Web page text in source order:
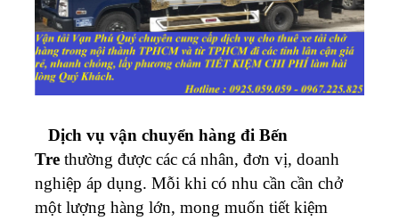
Dịch vụ vận chuyển hàng đi Bến
Tre thường được các cá nhân, đơn vị, doanh
nghiệp áp dụng. Mỗi khi có nhu cần cần chở
một lượng hàng lớn, mong muốn tiết kiệm